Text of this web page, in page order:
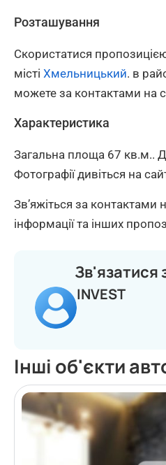
Розташування
Скористатися
місті Хмельницький. в
можете за контактами на
Характеристика
Загальна площа 67 кв.м..
Фотографії дивіться на
Зв’яжіться за контактами
інформації та інших
Зв'язатися
INVEST
Інші об'єкти